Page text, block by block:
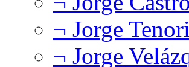
¬ Jorge
¬ Jorge